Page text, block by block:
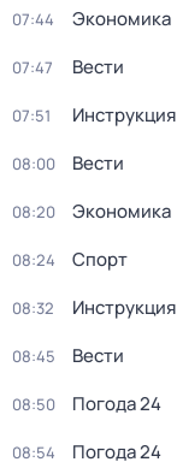
07:44 Экономика
07:47 Вести
07:51 Инструкция
08:00 Вести
08:20 Экономика
08:24 Спорт
08:32 Инструкция
08:45 Вести
08:50 Погода 24
08:54 Погода 24